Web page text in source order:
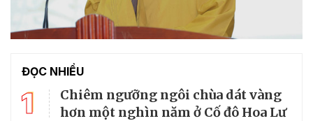
ĐỌC NHIỀU
1
Chiêm ngưỡng ngôi chùa dát vàng
hơn một nghìn năm ở Cố đô Hoa Lư